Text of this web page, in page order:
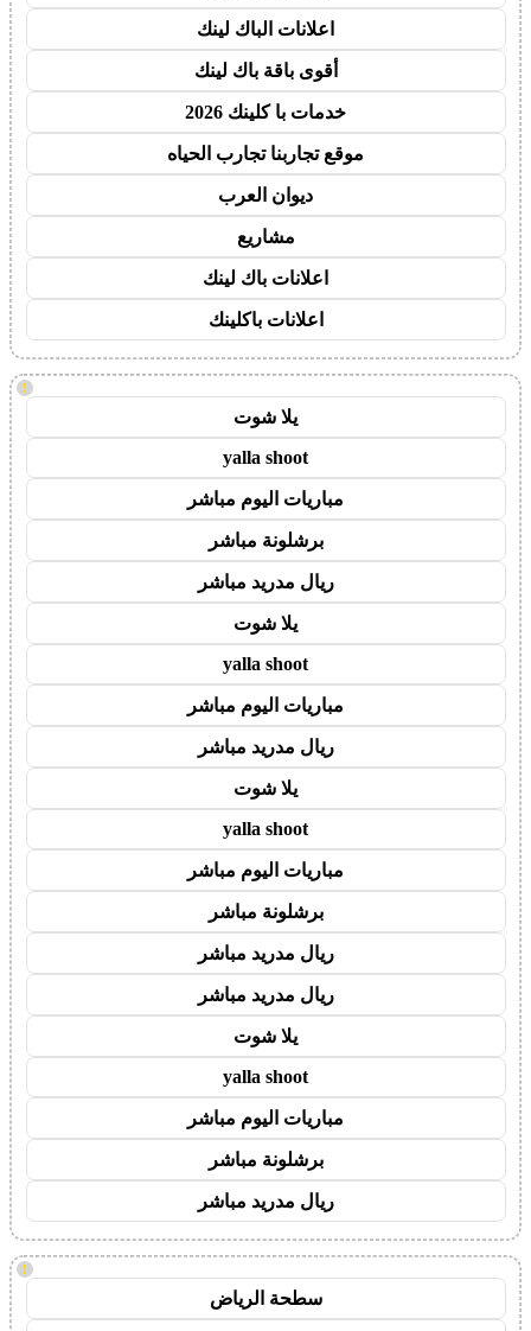
اعلانات الباك لينك
أقوى باقة باك لينك
خدمات با كلينك 2026
موقع تجاربنا تجارب الحياه
ديوان العرب
مشاريع
اعلانات باك لينك
اعلانات باكلينك
!
يلا شوت
yalla shoot
مباريات اليوم مباشر
برشلونة مباشر
ريال مدريد مباشر
يلا شوت
yalla shoot
مباريات اليوم مباشر
ريال مدريد مباشر
يلا شوت
yalla shoot
مباريات اليوم مباشر
برشلونة مباشر
ريال مدريد مباشر
ريال مدريد مباشر
يلا شوت
yalla shoot
مباريات اليوم مباشر
برشلونة مباشر
ريال مدريد مباشر
!
سطحة الرياض